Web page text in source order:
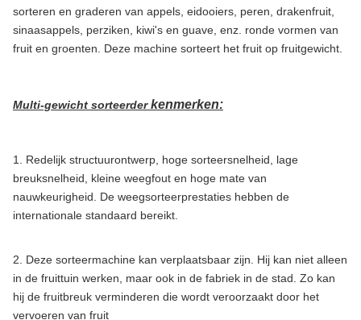
sorteren en graderen van appels, eidooiers, peren, drakenfruit,
sinaasappels, perziken, kiwi's en guave, enz. ronde vormen van
fruit en groenten. Deze machine sorteert het fruit op fruitgewicht.
Multi-gewicht sorteerderkenmerken:
1. Redelijk structuurontwerp, hoge sorteersnelheid, lage
breuksnelheid, kleine weegfout en hoge mate van
nauwkeurigheid. De weegsorteerprestaties hebben de
internationale standaard bereikt.
2. Deze sorteermachine kan verplaatsbaar zijn. Hij kan niet alleen
in de fruittuin werken, maar ook in de fabriek in de stad. Zo kan
hij de fruitbreuk verminderen die wordt veroorzaakt door het
vervoeren van fruit